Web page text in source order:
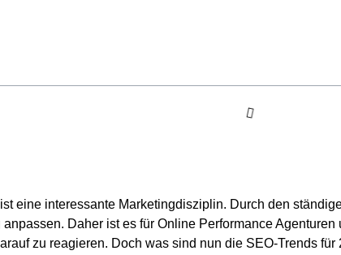
eine interessante Marketingdisziplin. Durch den
Daher ist es für Online Performance
zu reagieren. Doch was sind nun die SEO-Trends